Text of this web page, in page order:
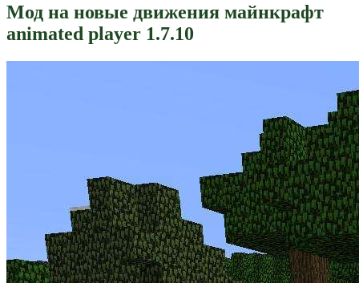
Мод на новые движения майнкрафт
animated player 1.7.10